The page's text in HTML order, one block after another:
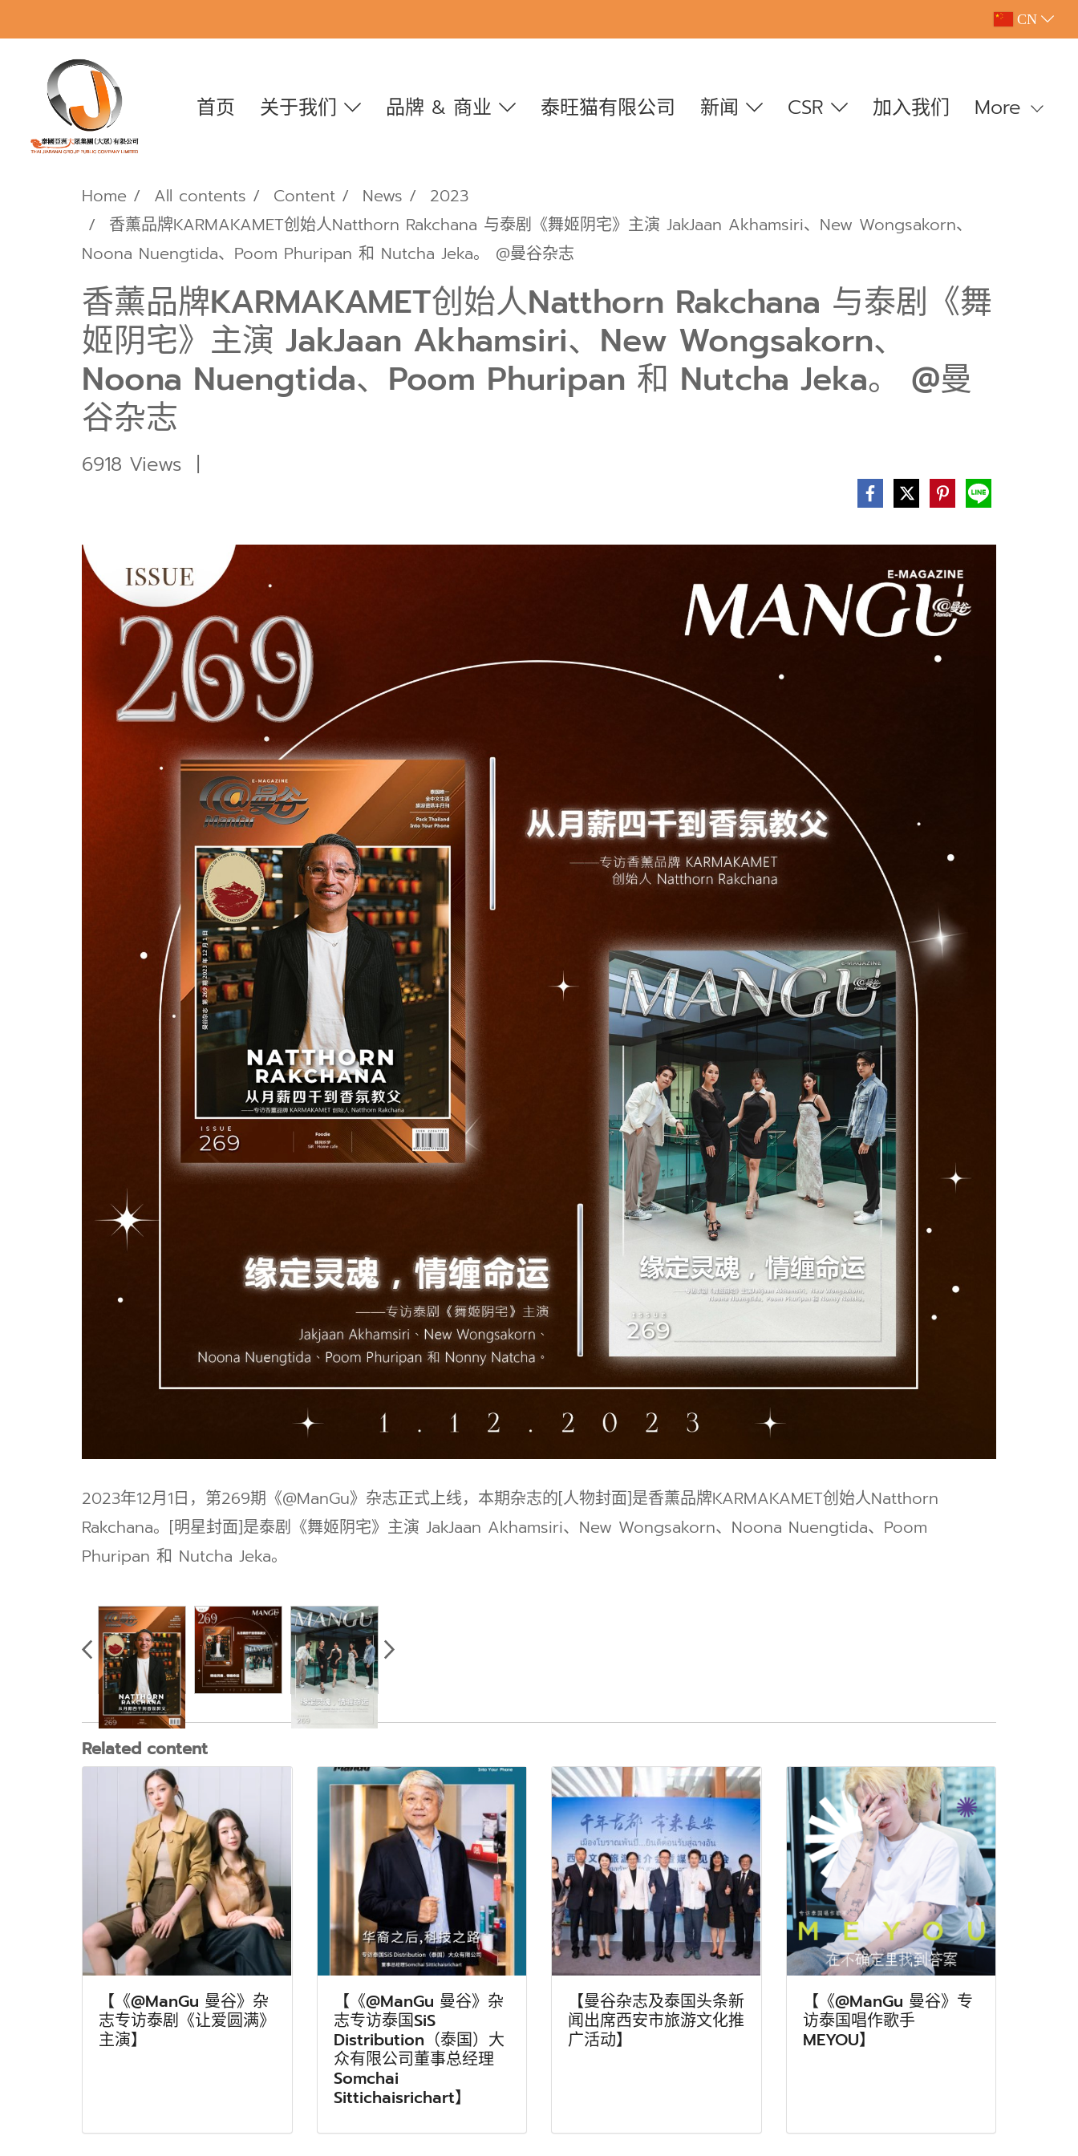
CN
首页 关于我们 品牌 & 商业 泰旺猫有限公司 新闻 CSR 加入我们 More
Home All contents Content News
2023
香薰品牌KARMAKAMET创始人Natthorn Rakchana 与泰剧《舞姬阴宅》主演 JakJaan Akhamsiri、New Wongsakorn、
Noona Nuengtida、Poom Phuripan 和 Nutcha Jeka。 @曼谷杂志
香薰品牌KARMAKAMET创始人Natthorn Rakchana 与泰剧《舞
姬阴宅》主演 JakJaan Akhamsiri、New Wongsakorn、
Noona Nuengtida、Poom Phuripan 和 Nutcha Jeka。 @曼
谷杂志
6918 Views |
2023年12月1日，第269期《@ManGu》杂志正式上线，本期杂志的[人物封面]是香薰品牌KARMAKAMET创始人Natthorn
Rakchana。[明星封面]是泰剧《舞姬阴宅》主演 JakJaan Akhamsiri、New Wongsakorn、Noona Nuengtida、Poom
Phuripan 和 Nutcha Jeka。
Related content
【《@ManGu 曼谷》杂
志专访泰剧《让爱圆满》
主演】
【《@ManGu 曼谷》杂
志专访泰国SiS
Distribution（泰国）大
众有限公司董事总经理
Somchai
Sittichaisrichart】
【曼谷杂志及泰国头条新
闻出席西安市旅游文化推
广活动】
【《@ManGu 曼谷》专
访泰国唱作歌手
MEYOU】